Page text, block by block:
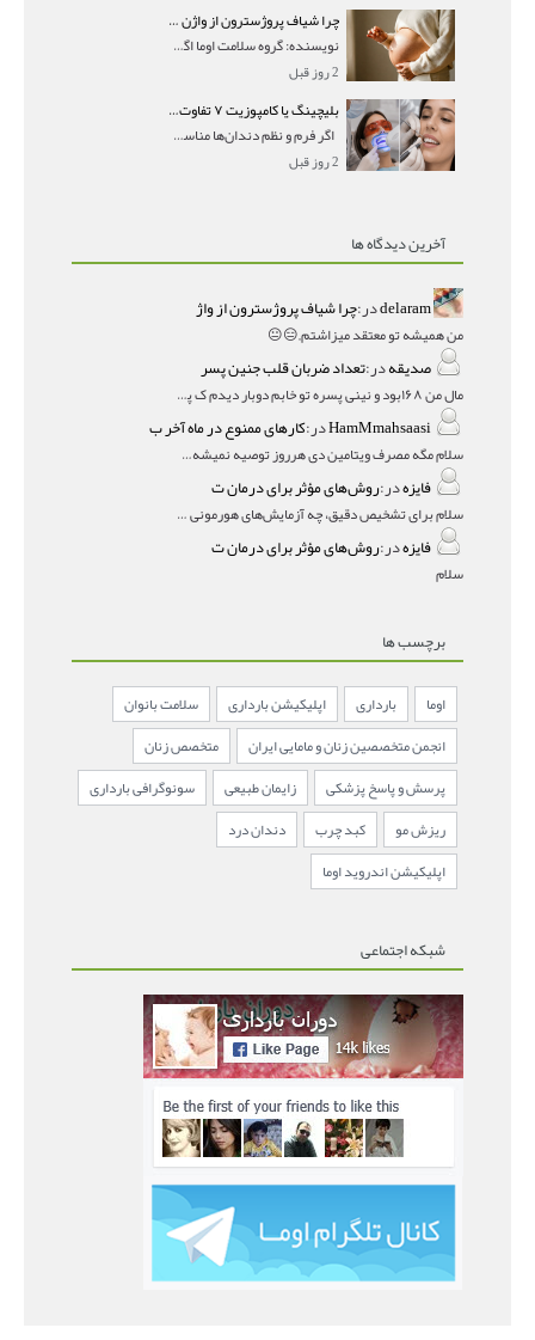
چرا شیاف پروژسترون از واژن بیرون می‌ریزد؟ میزان جذب و زمان صحیح مصرف
نویسنده: گروه سلامت اوما اگر بعد از گذاشتن شیاف پر
2 روز قبل
بلیچینگ یا کامپوزیت ۷ تفاوت مهم برای انتخاب درست
اگر فرم و نظم دندان‌ها مناسب است و مشکل
2 روز قبل
آخرین دیدگاه ها
delaramدر:چرا شیاف پروژسترون از واژ
من همیشه تو معتقد میزاشتم,,😑😐
صدیقهدر:تعداد ضربان قلب جنین پسر
مال من ۱۶۸بود و نینی پسره تو خابم دوبار دیدم ک پسره
HamMmahsaasiدر:کارهای ممنوع در ماه آخر ب
سلام مگه مصرف ویتامین دی هرروز توصیه نمیشه؟درمقاله میگه
فایزهدر:روش‌های مؤثر برای درمان ت
سلام برای تشخیص دقیق، چه آزمایش‌های هورمونی و چه سونوگر
فایزهدر:روش‌های مؤثر برای درمان ت
سلام
برچسب ها
اوما بارداری اپلیکیشن بارداری
سلامت بانوان
انجمن متخصصین زنان و مامایی ایران
متخصص زنان
پرسش و پاسخ پزشکی
زایمان طبیعی
سونوگرافی بارداری
ریزش مو
کبد چرب
دندان درد
اپلیکیشن اندروید اوما
شبکه اجتماعی